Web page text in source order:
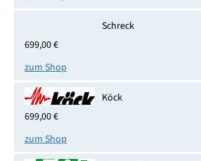
Schreck
699,00 €
zum Shop
Köck
699,00 €
zum Shop